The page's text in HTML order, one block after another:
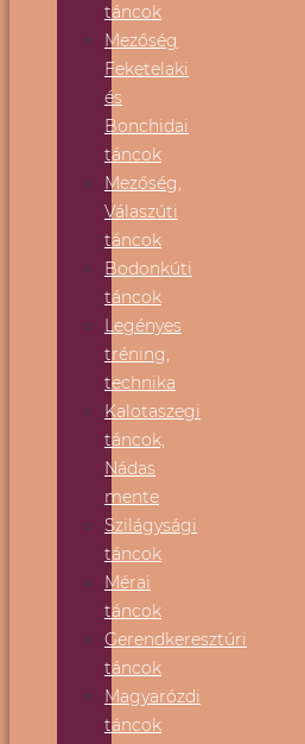
táncok
Mezőség
Feketelaki
és
Bonchidai
táncok
Mezőség,
Válaszúti
táncok
Bodonkúti
táncok
Legényes
tréning,
technika
Kalotaszegi
táncok,
Nádas
mente
Szilágysági
táncok
Mérai
táncok
Gerendkeresztúri
táncok
Magyarózdi
táncok